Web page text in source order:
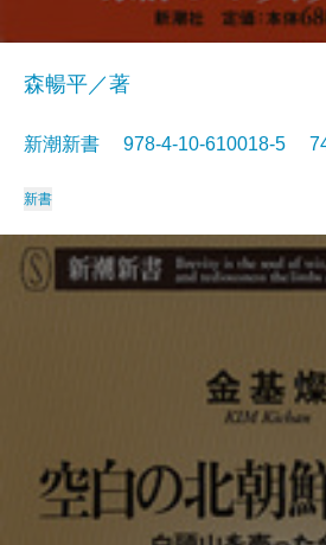
森暢平／著
新潮新書 978-4-10-610018-5
新書